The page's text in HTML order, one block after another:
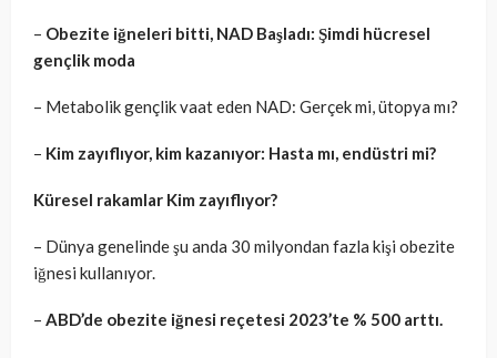
– Obezite iğneleri bitti, NAD Başladı: Şimdi hücresel
gençlik moda
– Metabolik gençlik vaat eden NAD: Gerçek mi, ütopya mı?
– Kim zayıflıyor, kim kazanıyor: Hasta mı, endüstri mi?
Küresel rakamlar Kim zayıflıyor?
– Dünya genelinde şu anda 30 milyondan fazla kişi obezite
iğnesi kullanıyor.
– ABD’de obezite iğnesi reçetesi 2023’te % 500 arttı.